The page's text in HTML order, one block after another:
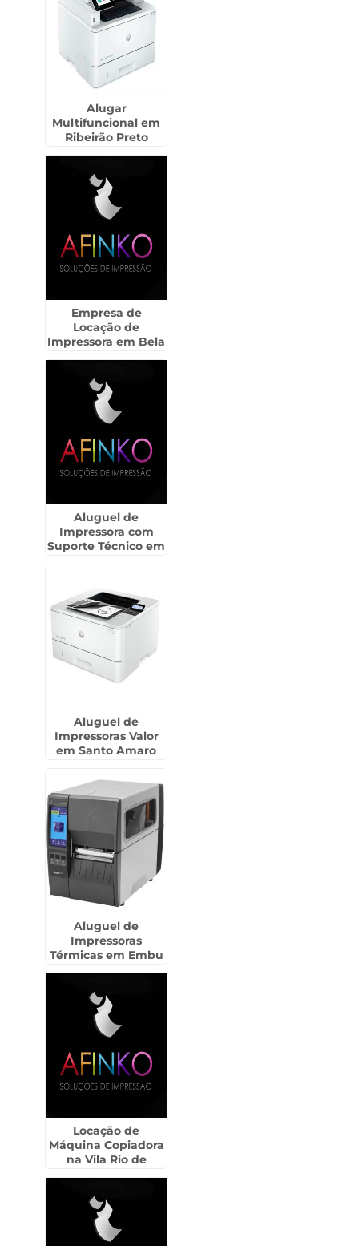
Alugar
Multifuncional em
Ribeirão Preto
Empresa de
Locação de
Impressora em Bela
Aluguel de
Impressora com
Suporte Técnico em
Aluguel de
Impressoras Valor
em Santo Amaro
Aluguel de
Impressoras
Térmicas em Embu
Locação de
Máquina Copiadora
na Vila Rio de